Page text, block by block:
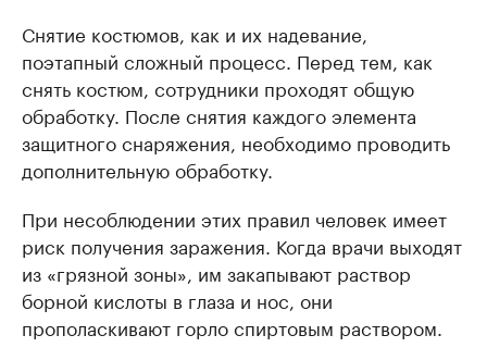
Снятие костюмов, как и их надевание,
поэтапный сложный процесс. Перед тем, как
снять костюм, сотрудники проходят общую
обработку. После снятия каждого элемента
защитного снаряжения, необходимо проводить
дополнительную обработку.
При несоблюдении этих правил человек имеет
риск получения заражения. Когда врачи выходят
из «грязной зоны», им закапывают раствор
борной кислоты в глаза и нос, они
прополаскивают горло спиртовым раствором.